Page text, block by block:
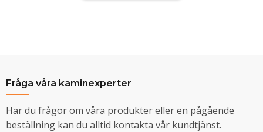
Fråga våra kaminexperter
Har du frågor om våra produkter eller en pågående
beställning kan du alltid kontakta vår kundtjänst.